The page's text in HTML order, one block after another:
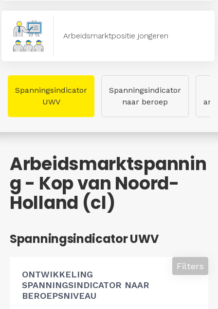
Arbeidsmarktpositie jongeren
Spanningsindicator
UWV
Spanningsindicator
naar beroep
Arbeidsmarktspannin
g - Kop van Noord-
Holland (cl)
Spanningsindicator UWV
ONTWIKKELING
SPANNINGSINDICATOR NAAR
BEROEPSNIVEAU
Filters